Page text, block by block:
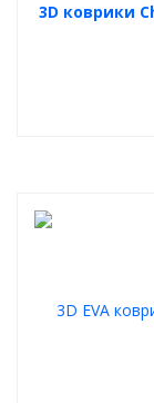
3D коврики